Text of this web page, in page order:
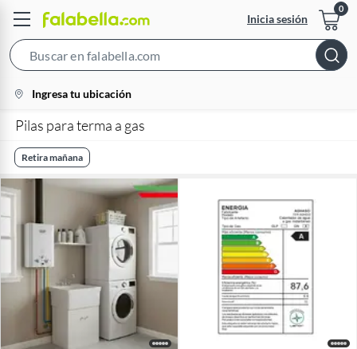
Inicia sesión
Bar
location-
icon
Ingresa tu ubicación
Pilas para terma a gas
Retira mañana